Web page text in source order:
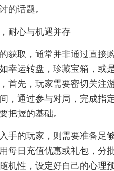
的话题。
耐心与机遇并存
获取，通常并非通过直接
幸运转盘，珍藏宝箱，或
首先，玩家需要密切关注
，通过参与对局，完成指
把握的基础。
手的玩家，则需要准备足
每日充值优惠或礼包，分
机性，设定好自己的心理